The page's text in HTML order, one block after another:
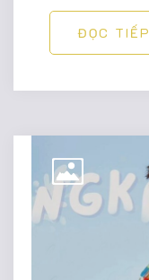
ĐỌC TIẾP